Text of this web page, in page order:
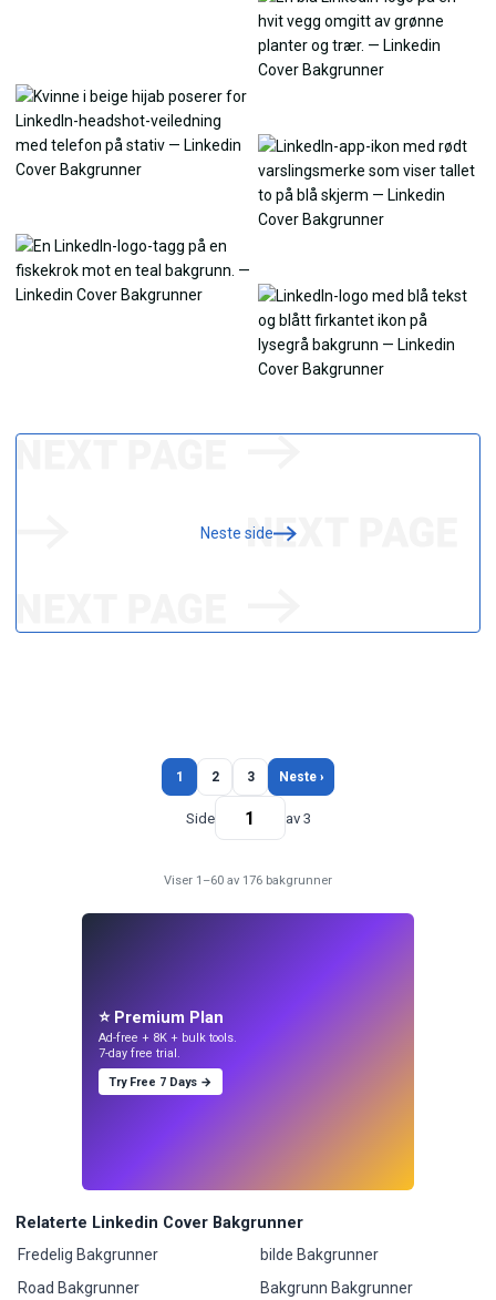
Neste side
1 2 3 Neste ›
Side av 3
Viser 1–60 av 176 bakgrunner
⭐ Premium Plan
Ad-free + 8K + bulk tools.
7-day free trial.
Try Free 7 Days →
Relaterte Linkedin Cover Bakgrunner
Fredelig Bakgrunner
Road Bakgrunner
bilde Bakgrunner
Bakgrunn Bakgrunner